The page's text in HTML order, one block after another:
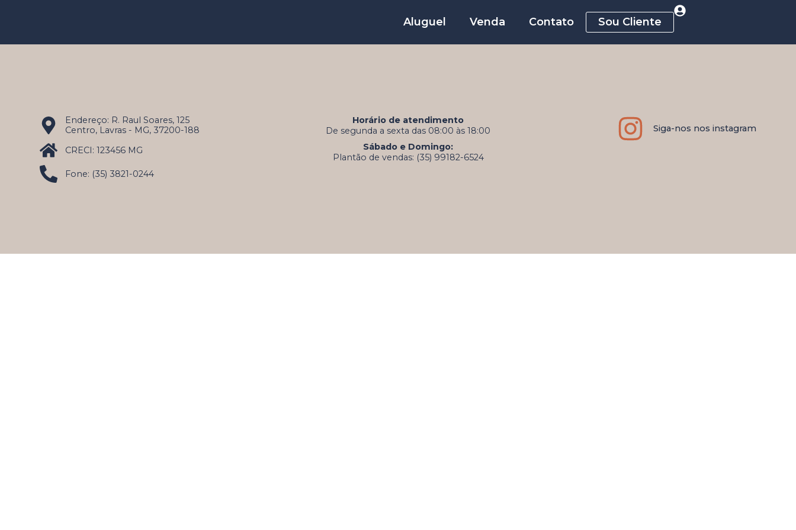
Aluguel Venda Contato Sou Cliente
Endereço: R. Raul Soares, 125
Centro, Lavras - MG, 37200-188
CRECI: 123456 MG
Fone: (35) 3821-0244
Horário de atendimento
De segunda a sexta das 08:00 às 18:00
Sábado e Domingo:
Plantão de vendas: (35) 99182-6524
Siga-nos nos instagram